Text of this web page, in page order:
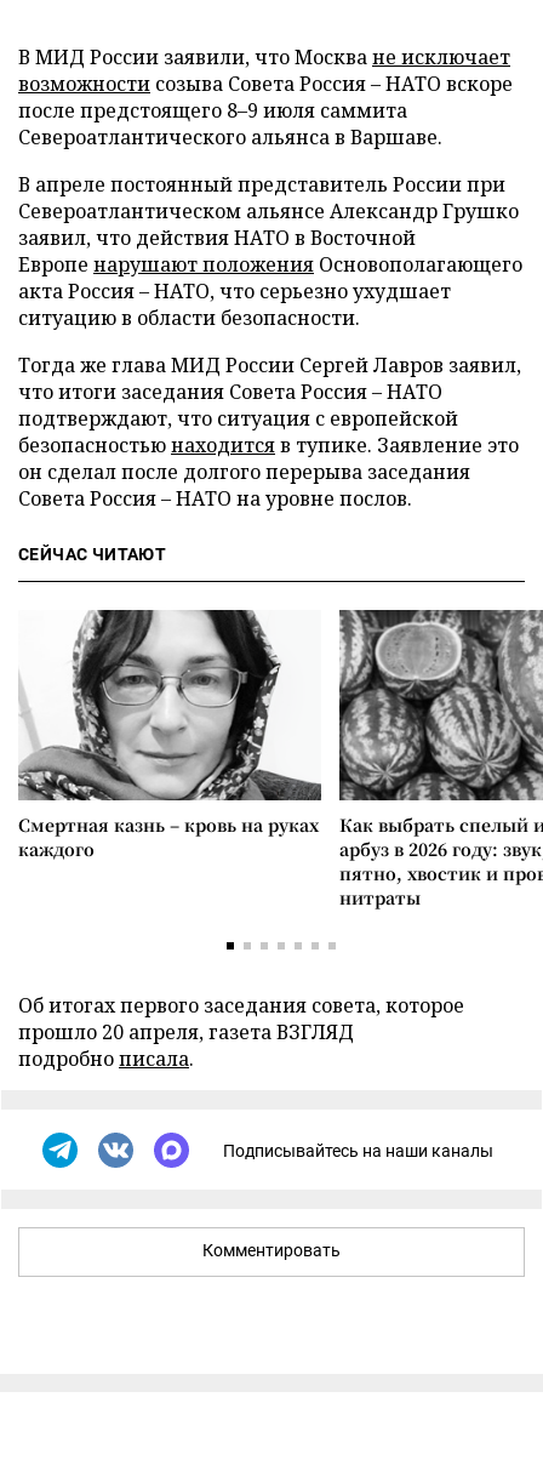
В МИД России заявили, что Москване исключает
возможности созыва Совета Россия – НАТО вскоре
после предстоящего 8–9 июля саммита
Североатлантического альянса в Варшаве.
В апреле постоянный представитель России при
Североатлантическом альянсе Александр Грушко
заявил, что действия НАТО в Восточной
Европе нарушают положения Основополагающего
акта Россия – НАТО, что серьезно ухудшает
ситуацию в области безопасности.
Тогда же глава МИД России Сергей Лавров заявил,
что итоги заседания Совета Россия – НАТО
подтверждают, что ситуация с европейской
безопасностьюнаходитсяв тупике. Заявление это
он сделал после долгого перерыва заседания
Совета Россия – НАТО на уровне послов.
СЕЙЧАС ЧИТАЮТ
Смертная казнь – кровь на руках
каждого
Как выбрать спелый
арбуз в 2026 году:
пятно, хвостик и
нитраты
Об итогах первого заседания совета, которое
прошло 20 апреля, газета ВЗГЛЯД
подробнописала.
Подписывайтесь на наши каналы
Комментировать